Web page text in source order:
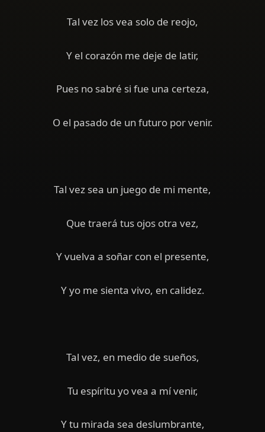
Tal vez los vea solo de reojo,
Y el corazón me deje de latir,
Pues no sabré si fue una certeza,
O el pasado de un futuro por venir.
Tal vez sea un juego de mi mente,
Que traerá tus ojos otra vez,
Y vuelva a soñar con el presente,
Y yo me sienta vivo, en calidez.
Tal vez, en medio de sueños,
Tu espíritu yo vea a mí venir,
Y tu mirada sea deslumbrante,